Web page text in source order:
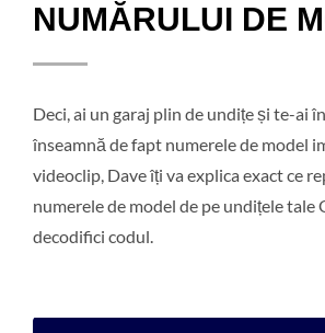
NUMĂRULUI DE
Deci, ai un garaj plin de undițe și te-ai
înseamnă de fapt numerele de model
videoclip, Dave îți va explica exact ce
numerele de model de pe undițele tale
decodifici codul.